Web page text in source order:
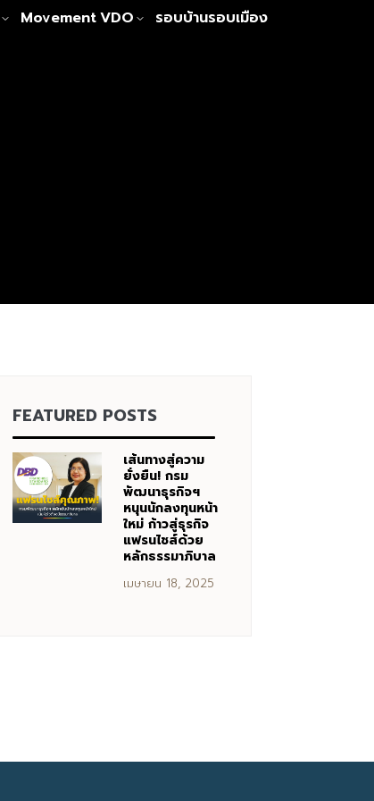
MovementVDO รอบบ้านรอบเมือง
FEATURED POSTS
เส้นทางสู่ความ
ยั่งยืน! กรม
พัฒนาธุรกิจฯ
หนุนนักลงทุนหน้า
ใหม่ ก้าวสู่ธุรกิจ
แฟรนไชส์ด้วย
หลักธรรมาภิบาล
เมษายน 18, 2025